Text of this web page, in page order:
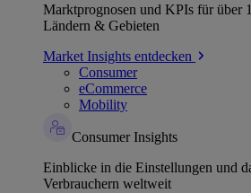
Marktprognosen und KPIs für über
Ländern & Gebieten
Market Insights entdecken
Consumer
eCommerce
Mobility
Consumer Insights
Einblicke in die Einstellungen und
Verbrauchern weltweit